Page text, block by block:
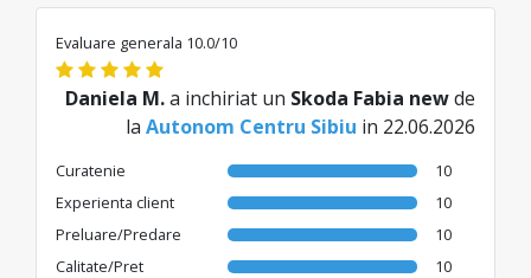
scaunul pentru ca să făcut reducere și a
fost gratuit, dar nu asta contează. De
fiecare data a fost problema cu scaunul.
Evaluare generala 10.0/10
Daniela M.a inchiriat un Skoda Fabia newde
la Autonom Centru Sibiu in 22.06.2026
Curatenie
10
Experienta client
10
Preluare/Predare
10
Calitate/Pret
10